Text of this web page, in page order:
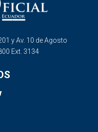
y Av. 10 de Agosto
Ext. 3134